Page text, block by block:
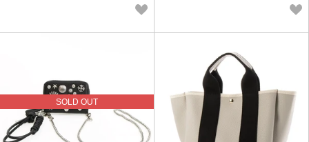
SOLD OUT